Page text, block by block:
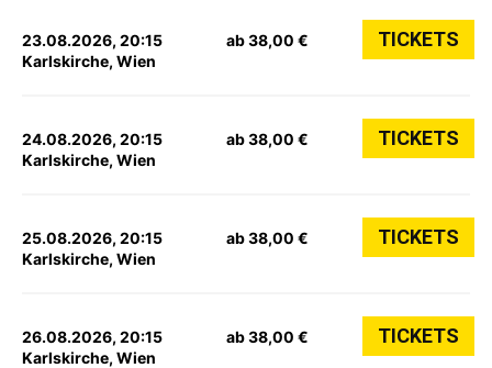
23.08.2026, 20:15
Karlskirche, Wien
ab 38,00 € TICKETS
24.08.2026, 20:15
Karlskirche, Wien
ab 38,00 € TICKETS
25.08.2026, 20:15
Karlskirche, Wien
ab 38,00 € TICKETS
26.08.2026, 20:15
Karlskirche, Wien
ab 38,00 € TICKETS